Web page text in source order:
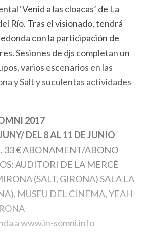
‘Venid a las cloacas’ de La
Río. Tras el visionado, tendrá
con la participación de
Sesiones de djs completan un
varios escenarios en las
y Salt y suculentas actividades
2017
DEL 8 AL 11 DE JUNIO
33 € ABONAMENT/ABONO
AUDITORI DE LA MERCÈ
(SALT, GIRONA) SALA LA
MUSEU DEL CINEMA, YEAH
a www.in-somni.info